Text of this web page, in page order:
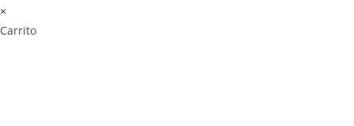
×
Carrito